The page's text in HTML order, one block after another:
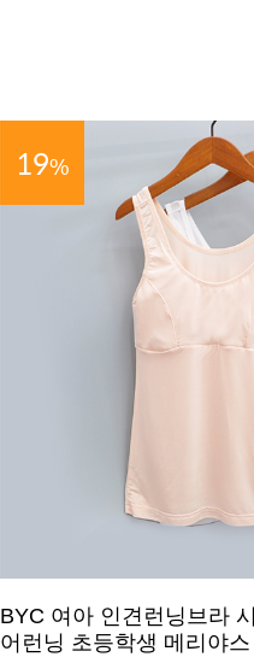
19%
BYC 여아 인견런닝브라
어런닝 초등학생 메리야